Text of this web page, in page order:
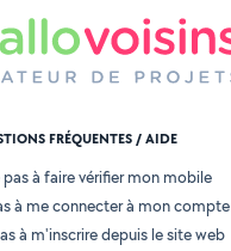
FRÉQUENTES / AIDE
pas à faire vérifier mon mobile
à me connecter à mon compte
à m'inscrire depuis le site web